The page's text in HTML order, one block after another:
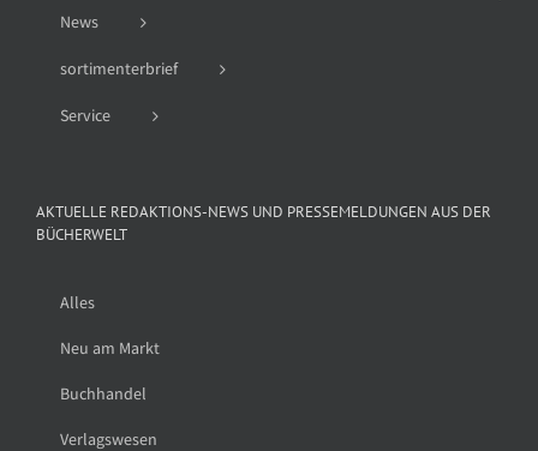
News
sortimenterbrief
Service
AKTUELLE REDAKTIONS-NEWS UND PRESSEMELDUNGEN AUS DER
BÜCHERWELT
Alles
Neu am Markt
Buchhandel
Verlagswesen